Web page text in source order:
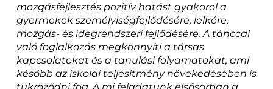
mozgásfejlesztés pozitív hatást gyakorol a
gyermekek személyiségfejlődésére, lelkére,
mozgás- és idegrendszeri fejlődésére. A tánccal
való foglalkozás megkönnyíti a társas
kapcsolatokat és a tanulási folyamatokat, ami
később az iskolai teljesítmény növekedésében is